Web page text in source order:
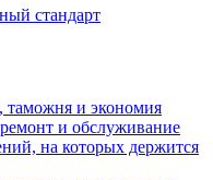
стандарт
таможня и экономия
и обслуживание
на которых держится